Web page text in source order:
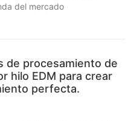
del mercado
de procesamiento de
hilo EDM para crear
perfecta.